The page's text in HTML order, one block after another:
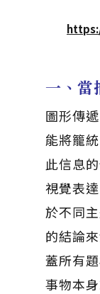
一、當
圖形傳
能將籠
此信息
視覺表
於不同
的結論
蓋所有
事物本